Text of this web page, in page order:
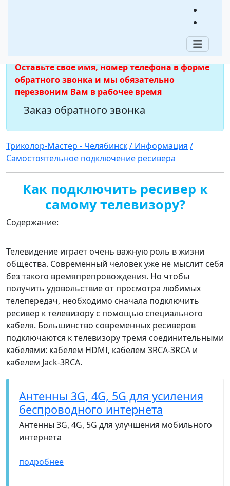
телевизору?
Мы отвечаем на звонки с 09:00 до 18:00 по
Оставьте свое имя, номер телефона в форме
обратного звонка и мы обязательно
перезвоним Вам в рабочее время
Заказ обратного звонка
Триколор-Мастер - Челябинск/ Информация /
Самостоятельное подключение ресивера
Как подключить ресивер к
самому телевизору?
Содержание:
Телевидение играет очень важную роль в жизни
общества. Современный человек уже не мыслит себя
без такого времяпрепровождения. Но чтобы
получить удовольствие от просмотра любимых
телепередач, необходимо сначала подключить
ресивер к телевизору с помощью специального
кабеля. Большинство современных ресиверов
подключаются к телевизору тремя соединительными
кабелями: кабелем HDMI, кабелем 3RCA-3RCA и
кабелем Jack-3RCA.
Антенны 3G, 4G, 5G для усиления
беспроводного интернета
Антенны 3G, 4G, 5G для улучшения мобильного
интернета
подробнее